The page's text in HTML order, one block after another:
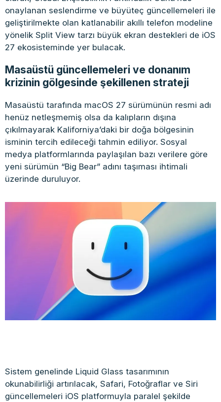
onaylanan seslendirme ve büyüteç güncellemeleri ile
geliştirilmekte olan katlanabilir akıllı telefon modeline
yönelik Split View tarzı büyük ekran destekleri de iOS
27 ekosisteminde yer bulacak.
Masaüstü güncellemeleri ve donanım
krizinin gölgesinde şekillenen strateji
Masaüstü tarafında macOS 27 sürümünün resmi adı
henüz netleşmemiş olsa da kalıpların dışına
çıkılmayarak Kaliforniya’daki bir doğa bölgesinin
isminin tercih edileceği tahmin ediliyor. Sosyal
medya platformlarında paylaşılan bazı verilere göre
yeni sürümün “Big Bear” adını taşıması ihtimali
üzerinde duruluyor.
Sistem genelinde Liquid Glass tasarımının
okunabilirliği artırılacak, Safari, Fotoğraflar ve Siri
güncellemeleri iOS platformuyla paralel şekilde